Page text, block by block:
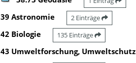
39 Astronomie 2 Einträge
42 Biologie 135 Einträge
43 Umweltforschung, Umweltschutz